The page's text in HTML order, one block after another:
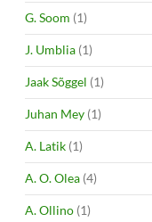
G. Soom (1)
J. Umblia (1)
Jaak Sõggel (1)
Juhan Mey (1)
A. Latik (1)
A. O. Olea (4)
A. Ollino (1)